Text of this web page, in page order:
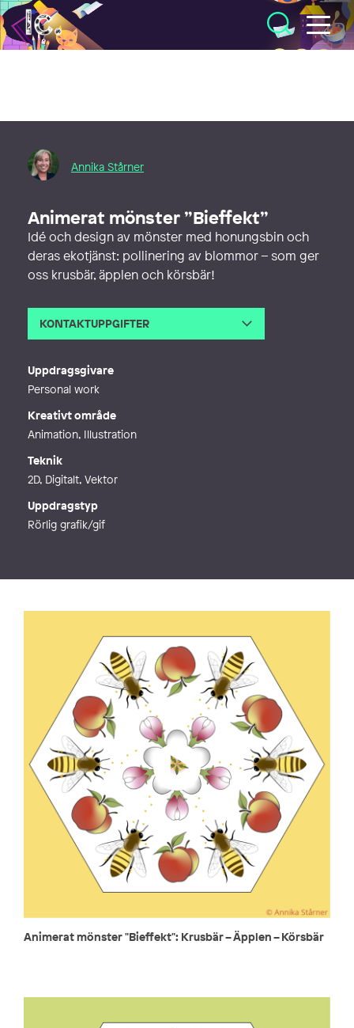
Illustratörcentrum
Annika Stårner
Animerat mönster ”Bieffekt”
Idé och design av mönster med honungsbin och
deras ekotjänst: pollinering av blommor – som ger
oss krusbär, äpplen och körsbär!
KONTAKTUPPGIFTER
Uppdragsgivare
Personal work
Kreativt område
Animation, Illustration
Teknik
2D, Digitalt, Vektor
Uppdragstyp
Rörlig grafik/gif
Animerat mönster "Bieffekt": Krusbär – Äpplen – Körsbär